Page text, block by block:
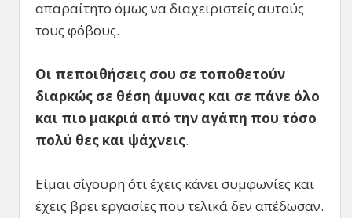
απαραίτητο όμως να διαχειριστείς αυτούς
τους φόβους.
Οι πεποιθήσεις σου σε τοποθετούν
διαρκώς σε θέση άμυνας και σε πάνε όλο
και πιο μακριά από την αγάπη που τόσο
πολύ θες και ψάχνεις.
Είμαι σίγουρη ότι έχεις κάνει συμφωνίες και
έχεις βρει εργασίες που τελικά δεν απέδωσαν.